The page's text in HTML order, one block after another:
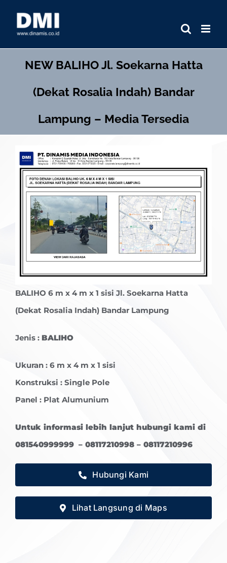
NEW BALIHOJl. Soekarna Hatta
(Dekat Rosalia Indah) Bandar
Lampung – Media Tersedia
BALIHO 6 m x 4 m x 1 sisi Jl. Soekarna Hatta
(Dekat Rosalia Indah) Bandar Lampung
Jenis : BALIHO
Ukuran : 6 m x 4 m x 1 sisi
Konstruksi : Single Pole
Panel : Plat Alumunium
Untuk informasi lebih lanjut hubungi kami di
081540999999 – 08117210998 – 08117210996
Hubungi Kami
Lihat Langsung di Maps